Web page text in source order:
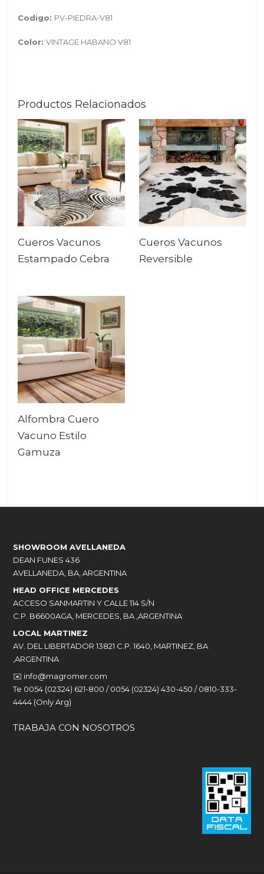
Codigo: PV-PIEDRA-V81
Color:VINTAGE HABANO V81
Productos Relacionados
Cueros Vacunos
Estampado Cebra
Cueros Vacunos
Reversible
Alfombra Cuero
Vacuno Estilo
Gamuza
SHOWROOM AVELLANEDA
DEAN FUNES 436
AVELLANEDA, BA, ARGENTINA
HEAD OFFICE MERCEDES
ACCESO SANMARTIN Y CALLE 114 S/N
C.P. B6600AGA, MERCEDES, BA ,ARGENTINA
LOCAL MARTINEZ
AV. DEL LIBERTADOR 13821 C.P. 1640, MARTINEZ, BA
,ARGENTINA
✉️ info@magromer.com
Te 0054 (02324) 621-800 / 0054 (02324) 430-450 / 0810-333-
4444 (Only Arg)
TRABAJA CON NOSOTROS